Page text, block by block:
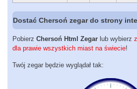
Dostać Chersoń zegar do strony
Pobierz Chersoń Html Zegar lub wybierz
dla prawie wszystkich miast na świecie!
Twój zegar będzie wyglądał tak: